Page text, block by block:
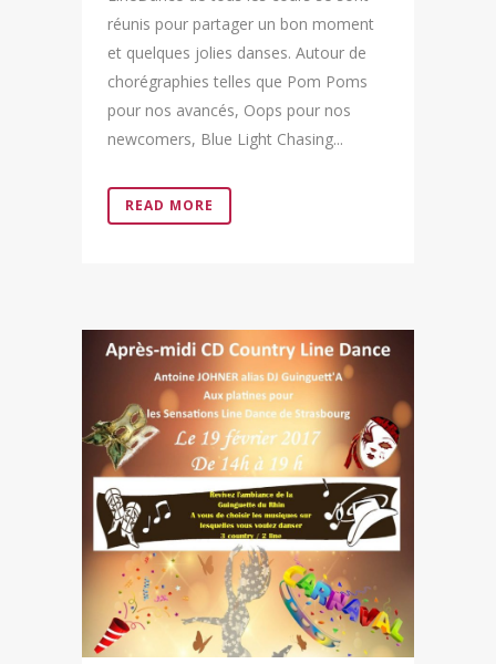
réunis pour partager un bon moment
et quelques jolies danses. Autour de
chorégraphies telles que Pom Poms
pour nos avancés, Oops pour nos
newcomers, Blue Light Chasing...
READ MORE